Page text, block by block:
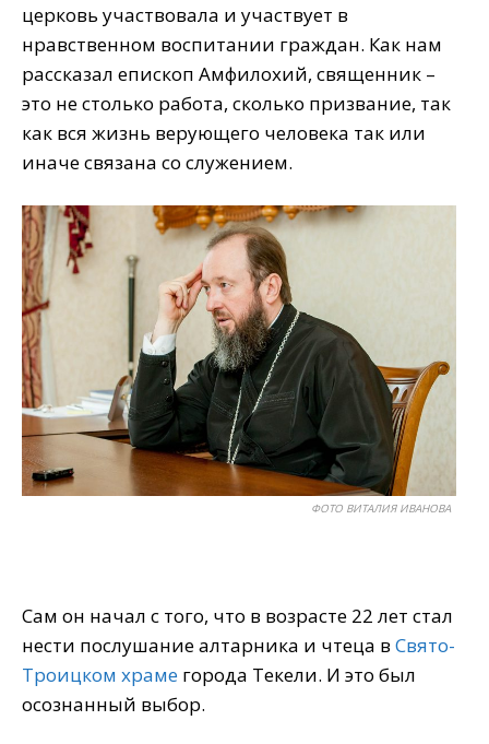
церковь участвовала и участвует в
нравственном воспитании граждан. Как нам
рассказал епископ Амфилохий, священник –
это не столько работа, сколько призвание, так
как вся жизнь верующего человека так или
иначе связана со служением.
ФОТО ВИТАЛИЯ ИВАНОВА
Сам он начал с того, что в возрасте 22 лет стал
нести послушание алтарника и чтеца в Свято-
Троицком храме города Текели. И это был
осознанный выбор.